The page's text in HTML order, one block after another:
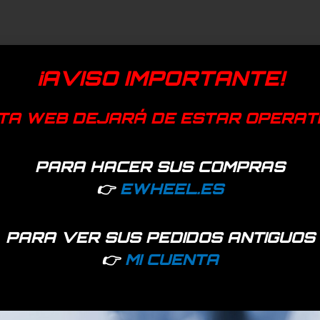
¡AVISO IMPORTANTE!
WEB DEJARÁ DE ESTAR
PARA HACER SUS COMPRAS
👉 EWHEEL.ES
PARA VER SUS PEDIDOS ANTIGUOS
👉 MI CUENTA